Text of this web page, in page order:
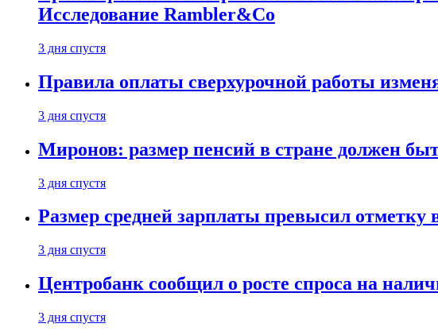
Исследование Rambler&Co
3 дня спустя
Правила оплаты сверхурочной работы
3 дня спустя
Миронов: размер пенсий в стране должен
3 дня спустя
Размер средней зарплаты превысил отметку
3 дня спустя
Центробанк сообщил о росте спроса на
3 дня спустя